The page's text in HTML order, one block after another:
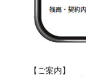
【ご案内】